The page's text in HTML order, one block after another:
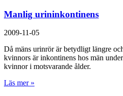
Manlig urininkontinens
2009-11-05
Då mäns urinrör är betydligt längre
kvinnors är inkontinens hos män
kvinnor i motsvarande ålder.
Läs mer »